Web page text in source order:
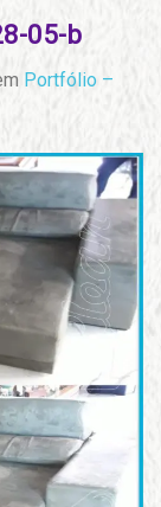
05-b
Portfólio –